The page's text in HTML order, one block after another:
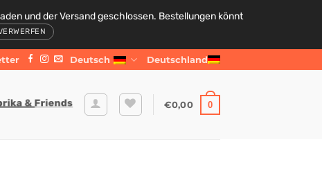
und der Versand geschlossen. Bestellungen könnt
Deutsch Deutschland
€0,00 0